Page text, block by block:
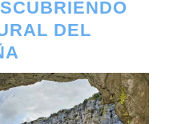
DEL